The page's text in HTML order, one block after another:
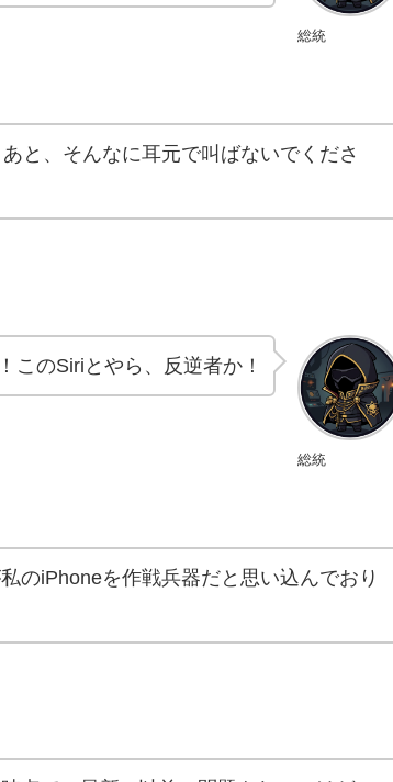
総統
と、そんなに耳元で叫ばないでくださ
総統
このSiriとやら、反逆者か！
のiPhoneを作戦兵器だと思い込んでおり